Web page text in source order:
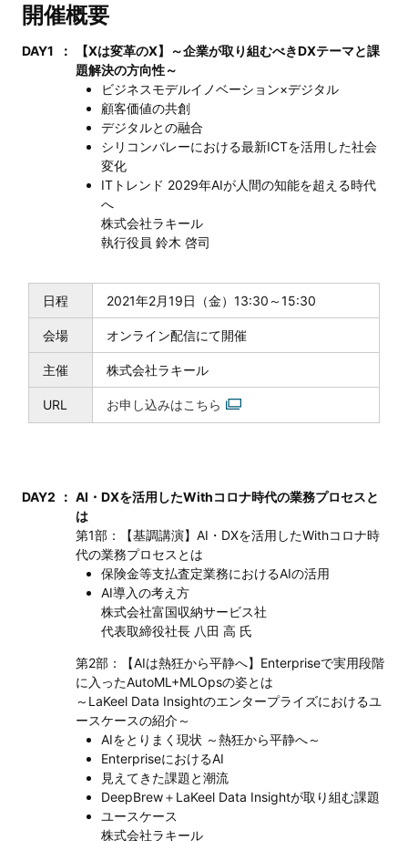
開催概要
DAY1 ：
【Xは変革のX】～企業が取り組むべきDXテーマと課
題解決の方向性～
ビジネスモデルイノベーション×デジタル
顧客価値の共創
デジタルとの融合
シリコンバレーにおける最新ICTを活用した社会
変化
ITトレンド 2029年AIが人間の知能を超える時代
へ
株式会社ラキール
執行役員 鈴木 啓司
日程 2021年2月19日（金）13:30～15:30
会場 オンライン配信にて開催
主催 株式会社ラキール
URL お申し込みはこちら
DAY2 ： AI・DXを活用したWithコロナ時代の業務プロセスと
は
第1部：【基調講演】AI・DXを活用したWithコロナ時
代の業務プロセスとは
保険金等支払査定業務におけるAIの活用
AI導入の考え方
株式会社富国収納サービス社
代表取締役社長 八田 高 氏
第2部：【AIは熱狂から平静へ】Enterpriseで実用段階
に入ったAutoML+MLOpsの姿とは
～LaKeel Data Insightのエンタープライズにおけるユ
ースケースの紹介～
AIをとりまく現状 ～熱狂から平静へ～
EnterpriseにおけるAI
見えてきた課題と潮流
DeepBrew＋LaKeel Data Insightが取り組む課題
ユースケース
株式会社ラキール